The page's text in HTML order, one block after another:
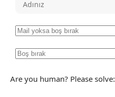
Are you human? Please solve: